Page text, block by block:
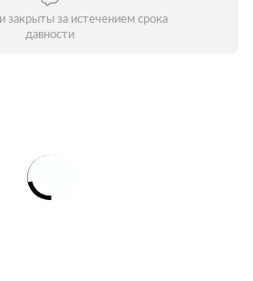
закрыты за истечением срока
давности